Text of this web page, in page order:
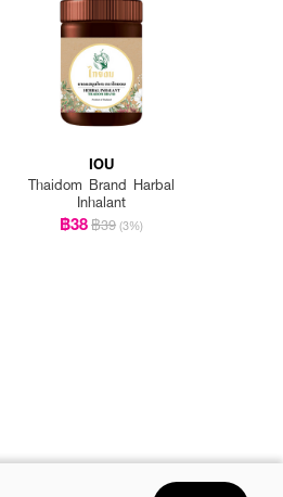
IOU
Thaidom Brand Harbal
Inhalant
฿38฿39 (3%)